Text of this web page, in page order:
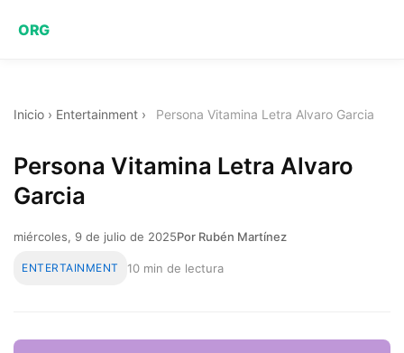
ORG
Inicio › Entertainment › Persona Vitamina Letra Alvaro Garcia
Persona Vitamina Letra Alvaro
Garcia
miércoles, 9 de julio de 2025Por Rubén Martínez
ENTERTAINMENT 10 min de lectura